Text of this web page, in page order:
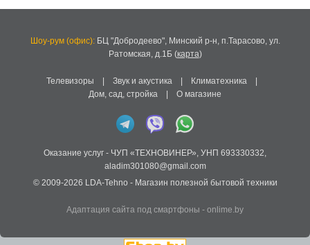
Шоу-рум (офис):БЦ "Добродеево", Минский р-н, п.Тарасово, ул.
Ратомская, д.1Б(карта)
Телевизоры Звук и акустика Климатехника
Дом, сад, стройка
О магазине
Оказание услуг - ЧУП «ТЕХНОВИНЕР», УНП 693330332,
aladim301080@gmail.com
© 2009-2026 LDA-Tehno - Магазин полезной бытовой техники
Адаптация сайта под смартфоны - onlime.by